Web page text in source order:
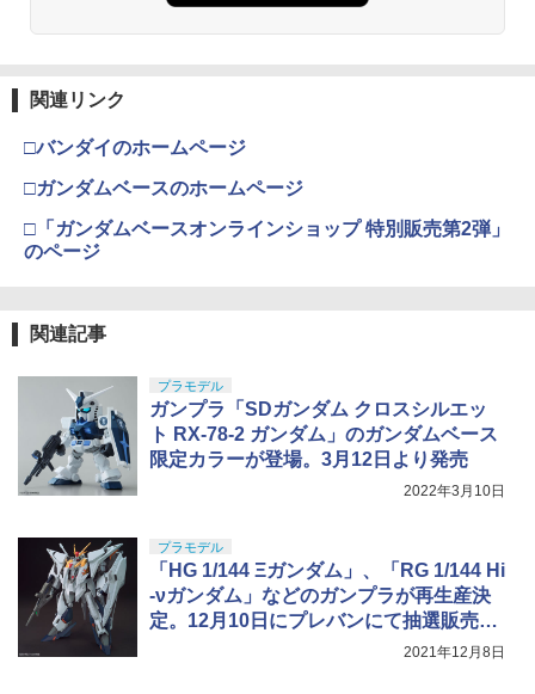
￥3,409
コッキングライフル ブラック
￥4,761
￥962
4
タミヤ(TAMIYA) メイクアップ材シリー
ズ No.3 タミヤセメント(角びん) 40ml 模
型用接着剤 87003
￥184
￥710
関連リンク
□バンダイのホームページ
□ガンダムベースのホームページ
□「ガンダムベースオンラインショップ 特別販売第2弾」
のページ
関連記事
プラモデル
ガンプラ「SDガンダム クロスシルエッ
ト RX-78-2 ガンダム」のガンダムベース
限定カラーが登場。3月12日より発売
2022年3月10日
プラモデル
「HG 1/144 Ξガンダム」、「RG 1/144 Hi
-νガンダム」などのガンプラが再生産決
定。12月10日にプレバンにて抽選販売予
2021年12月8日